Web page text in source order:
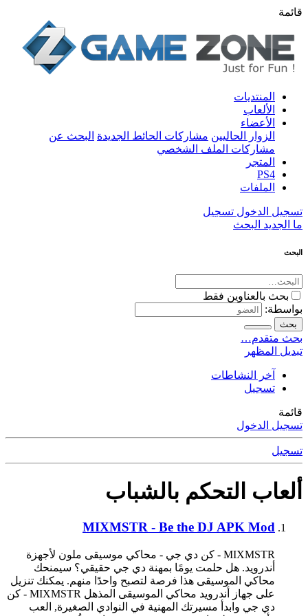
قائمة
المنتديات
الألعاب
الأعضاء
الزوار الحاليين مشاركات الحائط الجديدة البحث عن
مشاركات الملف الشخصي
المتجر
PS4
الملفات
تسجيل الدخول تسجيل
ما الجديد البحث
البحث
بحث بالعناوين فقط
بواسطة:
بحث
بحث متقدم…
تبديل المظهر
آخر النشاطات
تسجيل
قائمة
تسجيل الدخول
تسجيل
ألعاب التحكم بالشباب
MIXMSTR - Be the DJ APK Mod
MIXMSTR - كن دي جي - محاكي موسيقى ملون لأجهزة
أندرويد. هل حلمت يومًا بمهنة دي جي حقيقي؟ سيمنحك
محاكي الموسيقى هذا فرصة لتصبح واحدًا منهم. يمكنك تنزيل
على جهاز أندرويد محاكي الموسيقى المذهل MIXMSTR - كن
دي جي وابدأ مسيرتك المهنية في النوادي الصغيرة, العب